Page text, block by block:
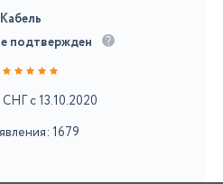
Кабель
подтвержден
с 13.10.2020
1679